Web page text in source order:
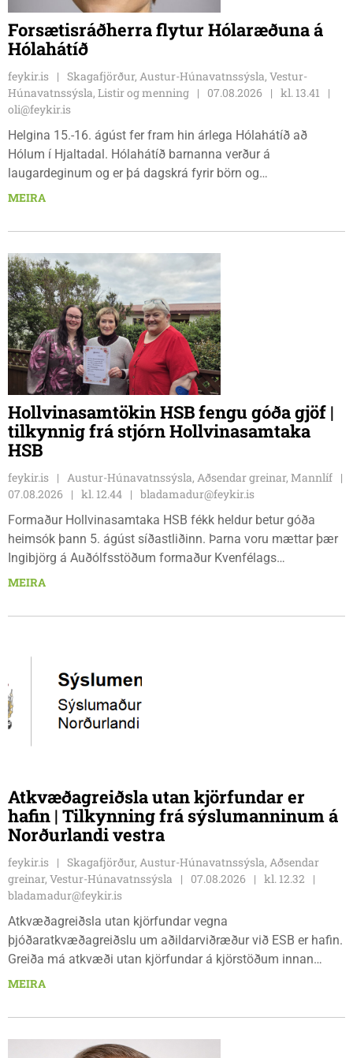
Forsætisráðherra flytur Hólaræðuna á
Hólahátíð
feykir.is
Skagafjörður, Austur-Húnavatnssýsla, Vestur-
Húnavatnssýsla, Listir og menning
07.08.2026
kl. 13.41
oli@feykir.is
Helgina 15.-16. ágúst fer fram hin árlega Hólahátíð að
Hólum í Hjaltadal. Hólahátíð barnanna verður á
laugardeginum og er þá dagskrá fyrir börn og
fjölskyldur.Lydía Einarsdóttir svæðisstjóri æskulýðsmála og
MEIRA
Hollvinasamtökin HSB fengu góða gjöf |
tilkynnig frá stjórn Hollvinasamtaka
HSB
feykir.is
Austur-Húnavatnssýsla, Aðsendar greinar, Mannlíf
07.08.2026
kl. 12.44
bladamadur@feykir.is
Formaður Hollvinasamtaka HSB fékk heldur betur góða
heimsók þann 5. ágúst síðastliðinn. Þarna voru mættar þær
Ingibjörg á Auðólfsstöðum formaður Kvenfélags
Bólstaðarhlíðarhrepps og Guðrún á Auðkúlu formaður
gjafabréf að upphæð kr: 737.800 upp í kaup á
MEIRA
Atkvæðagreiðsla utan kjörfundar er
hafin | Tilkynning frá sýslumanninum á
Norðurlandi vestra
feykir.is
Skagafjörður, Austur-Húnavatnssýsla, Aðsendar
greinar, Vestur-Húnavatnssýsla
07.08.2026
kl. 12.32
bladamadur@feykir.is
Atkvæðagreiðsla utan kjörfundar vegna
þjóðaratkvæðagreiðslu um aðildarviðræður við ESB er hafin.
Greiða má atkvæði utan kjörfundar á kjörstöðum innan
umdæmisins sem hér segir: Blönduósi, aðalskrifstofu,
Sauðárkróki, sýsluskrifstofu, Suðurgötu 1, Sauðárkróki, virka
vestra að Hvammstangabraut 5, Hvammstanga, mánudaga -
MEIRA